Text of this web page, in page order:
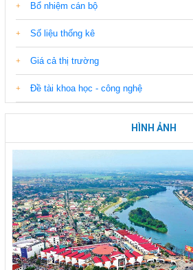
Bổ nhiệm cán bộ
Số liệu thống kê
Giá cả thị trường
Đề tài khoa học - công nghệ
HÌNH ẢNH